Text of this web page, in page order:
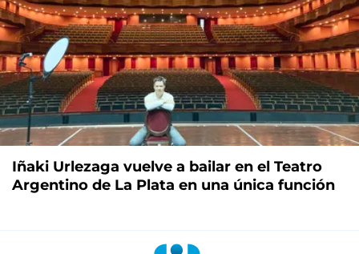
Iñaki Urlezaga vuelve a bailar en el Teatro
Argentino de La Plata en una única función